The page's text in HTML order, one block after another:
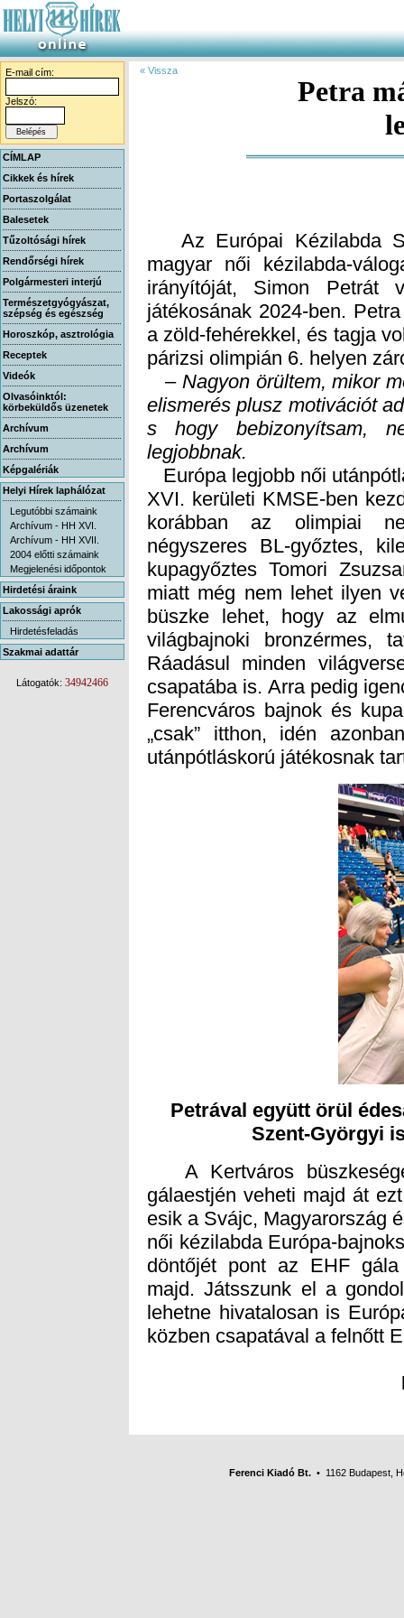
E-mail cím:
Jelszó:
CÍMLAP
Cikkek és hírek
Portaszolgálat
Balesetek
Tűzoltósági hírek
Rendőrségi hírek
Polgármesteri interjú
Természetgyógyászat,
szépség és egészség
Horoszkóp, asztrológia
Receptek
Videók
Olvasóinktól:
körbeküldős üzenetek
Archívum
Archívum
Képgalériák
Helyi Hírek laphálózat
Legutóbbi számaink
Archívum - HH XVI.
Archívum - HH XVII.
2004 előtti számaink
Megjelenési időpontok
Hirdetési áraink
Lakossági aprók
Hirdetésfeladás
Szakmai adattár
Látogatók: 34942466
« Vissza
Petra
Az Európai Kézilabda
magyar női kézilabda-
irányítóját, Simon Petrát
játékosának 2024-ben.
a zöld-fehérekkel, és tagja
párizsi olimpián 6. helyen
– Nagyon örültem, mikor
legjobbnak.
Európa legjobb női
XVI. kerületi KMSE-ben
korábban az olimpiai
négyszeres BL-győztes,
kupagyőztes Tomori
miatt még nem lehet ilyen
büszke lehet, hogy az
világbajnoki bronzérmes,
Ráadásul minden
csapatába is. Arra pedig
Ferencváros bajnok és
„csak” itthon, idén
utánpótláskorú játékosnak
Petrával együtt örül
Szent-Györgyi
A Kertváros
gálaestjén veheti majd át
esik a Svájc, Magyarország
női kézilabda Európa-
döntőjét pont az EHF
majd. Játsszunk el a
lehetne hivatalosan is
közben csapatával a felnőtt
Riersch
Ferenci Kiadó Bt. • 1162 Budapest,